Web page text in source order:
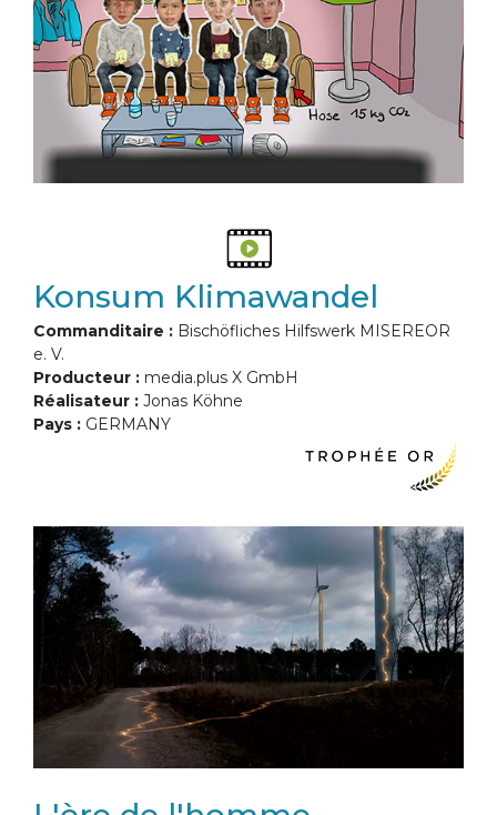
Konsum Klimawandel
Commanditaire : Bischöfliches Hilfswerk MISEREOR
e. V.
Producteur : media.plus X GmbH
Réalisateur : Jonas Köhne
Pays : GERMANY